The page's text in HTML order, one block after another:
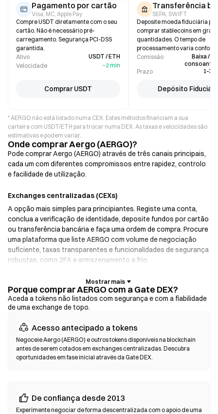
Pagamento por cartão
Visa, MC, Apple Pay
Compre USDT diretamente com o seu
cartão. Não é necessário pré-
carregamento. Segurança PCI-DSS
garantida.
Ativo
USDT / ETH
Velocidade
~2 min
Comprar USDT
Transferência
SEPA, SWIFT
Deposite moeda fiduciária
comprar stablecoins em
quantidades. O tempo de
processamento varia
banco.
Comissão
Baixa /
consoante
Prazo
1–3
Depósito
* AERGO não está listado numa CEX. Estes métodos financiam a sua
carteira com USDT/ETH para trocar numa DEX. As taxas e velocidades são
estimativas e podem variar.
Onde comprar Aergo (AERGO)?
Pode comprar Aergo (AERGO) através de três canais principais,
cada um com diferentes compromissos entre rapidez, controlo
e facilidade de utilização.
Exchanges centralizadas (CEXs)
A opção mais simples para principiantes. Registe uma conta,
conclua a verificação de identidade, deposite fundos por cartão
ou transferência bancária e faça uma ordem de compra. Procure
uma plataforma que liste AERGO com volume de negociação
suficiente, taxas transparentes e funcionalidades de segurança
robustas, como 2FA e armazenamento a frio.
Carteiras de criptomoedas
Para utilizadores que dão prioridade à autocustódia. As
carteiras não custodiais permitem-lhe guardar as suas próprias
carteira. Algumas carteiras também oferecem uma rampa de
entrada fiduciária, permitindo-lhe comprar AERGO com cartão
de crédito sem passar primeiro por uma exchange. Faça sempre
uma cópia de segurança da sua frase de recuperação e verifique
Exchanges Descentralizadas (DEX)
Porque comprar AERGO com a Gate DEX?
Aceda a tokens não listados com segurança e com a fiabilidade
de uma exchange de topo.
Acesso antecipado a tokens
Negoceie Aergo (AERGO) e outros tokens disponíveis na blockchain
antes de serem cotados em exchanges centralizadas. Descubra
oportunidades em fase inicial através da Gate DEX.
De confiança desde 2013
Experimente negociar de forma descentralizada com o apoio de uma